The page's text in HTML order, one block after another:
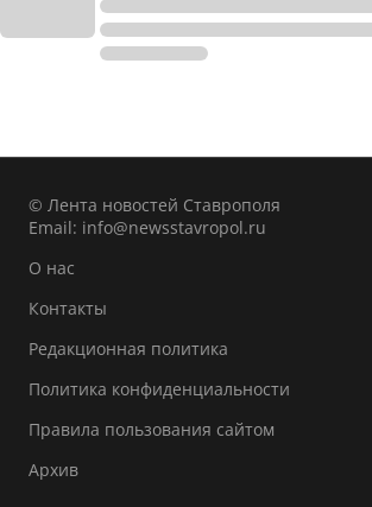
© Лента новостей Ставрополя
Email: info@newsstavropol.ru
О нас
Контакты
Редакционная политика
Политика конфиденциальности
Правила пользования сайтом
Архив